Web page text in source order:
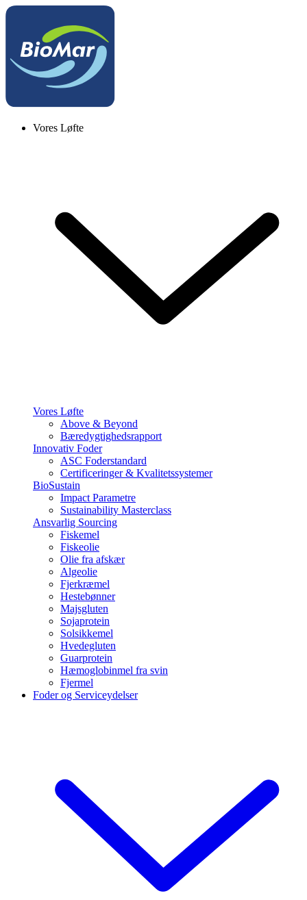
Vores Løfte
Vores Løfte
Above & Beyond
Bæredygtighedsrapport
Innovativ Foder
ASC Foderstandard
Certificeringer & Kvalitetssystemer
BioSustain
Impact Parametre
Sustainability Masterclass
Ansvarlig Sourcing
Fiskemel
Fiskeolie
Olie fra afskær
Algeolie
Fjerkræmel
Hestebønner
Majsgluten
Sojaprotein
Solsikkemel
Hvedegluten
Guarprotein
Hæmoglobinmel fra svin
Fjermel
Foder og Serviceydelser